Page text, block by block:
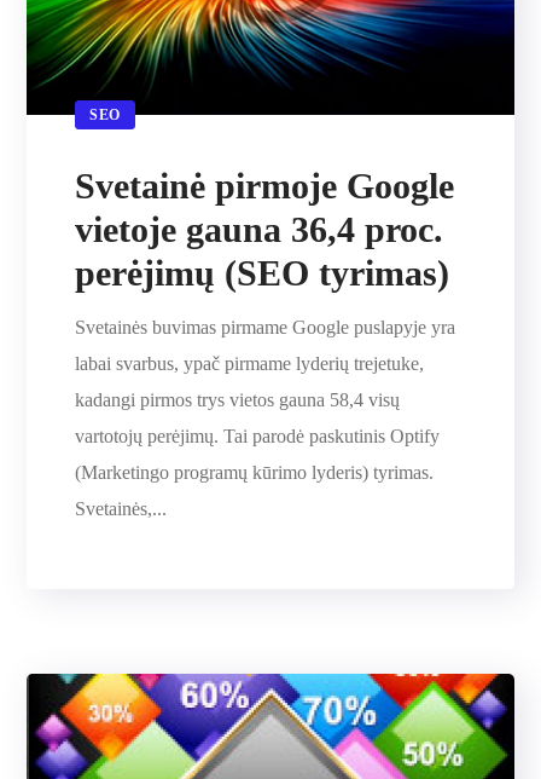
SEO
Svetainė pirmoje Google
vietoje gauna 36,4 proc.
perėjimų (SEO tyrimas)
Svetainės buvimas pirmame Google puslapyje yra
labai svarbus, ypač pirmame lyderių trejetuke,
kadangi pirmos trys vietos gauna 58,4 visų
vartotojų perėjimų. Tai parodė paskutinis Optify
(Marketingo programų kūrimo lyderis) tyrimas.
Svetainės,...